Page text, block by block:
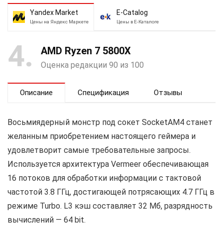
Yandex Market
Цены на Яндекс Маркете
E-Catalog
Цены в Е-Каталоге
4 AMD Ryzen 7 5800X
Оценка редакции 90 из 100
Описание Спецификация Отзывы
Восьмиядерный монстр под сокет SocketAМ4 станет
желанным приобретением настоящего геймера и
удовлетворит самые требовательные запросы.
Используется архитектура Vermeer обеспечивающая
16 потоков для обработки информации с тактовой
частотой 3.8 ГГц, достигающей потрясающих 4.7 ГГц в
режиме Turbo. L3 кэш составляет 32 Мб, разрядность
вычислений — 64 bit.